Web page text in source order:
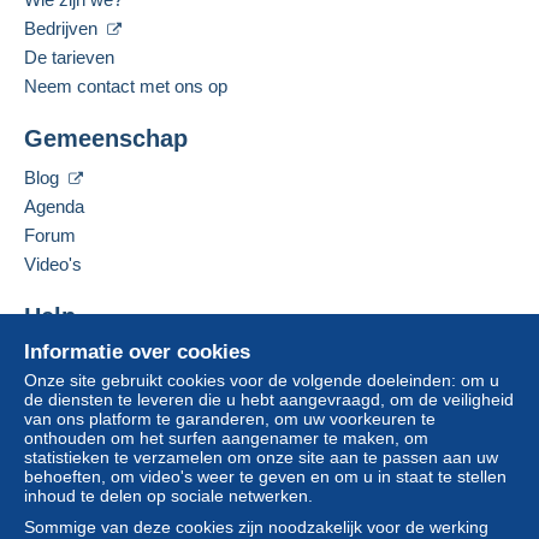
bankoverschrijving rechtstreeks aan de verkoper.
De koper gebruikt de middelen die Delcampe ter
Betalen".
Een betaling die niet is verricht met
wordt door de verkoper terugbetaald aan de koper.
Een onbetaalde aankoop kan gevolgen hebben
voor de rekening van de koper.
Als de verkoopvoorwaarden van de verkoper
betalingsvoorwaarden van de website van
Delcampe, zoals gedefinieerd in de
gebruiksvoorwaarden , zijn de enige die van
toepassing zijn.
Aankopen moeten worden betaald binnen14
dagenna ontvangst van de eindafrekening van de
Gesproken taal:
Engels (Verenigd Koninkrijk)
De verkoper contacteren
Informatie over cookies
Onze site gebruikt cookies voor de volgende doeleinden: om u
de diensten te leveren die u hebt aangevraagd, om de veiligheid
van ons platform te garanderen, om uw voorkeuren te
onthouden om het surfen aangenamer te maken, om
statistieken te verzamelen om onze site aan te passen aan uw
behoeften, om video's weer te geven en om u in staat te stellen
inhoud te delen op sociale netwerken.
Sommige van deze cookies zijn noodzakelijk voor de werking
Bedrijven
De tarieven
Neem contact met ons op
Gemeenschap
Blog
Agenda
Forum
Video's
Help
Hulpcentrum
Kopen op Delcampe
Verkopen op Delcampe
Een beveiligde website